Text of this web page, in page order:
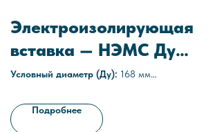
Электроизолирующая
вставка — НЭМС Ду
168
Условный диаметр (Ду): 168 мм
Рабочее давление:
Технические условия:
Подробнее